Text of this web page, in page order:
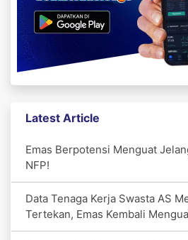
Latest Article
Emas Berpotensi Menguat
NFP!
Data Tenaga Kerja Swasta AS
Tertekan, Emas Kembali